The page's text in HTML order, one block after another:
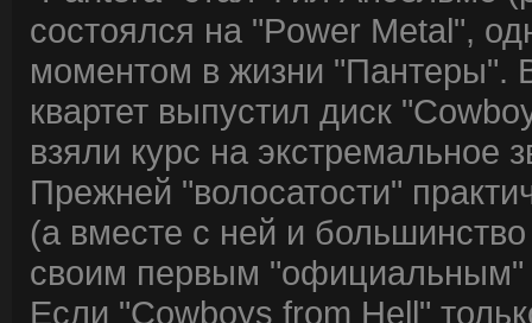
состоялся на "Power Metal",
моментом в жизни "Пантеры".
квартет выпустил диск
взяли курс на экстремальное
Прежней "волосатости"
(а вместе с ней и
своим первым "официальным"
Если "Cowboys from Hell"